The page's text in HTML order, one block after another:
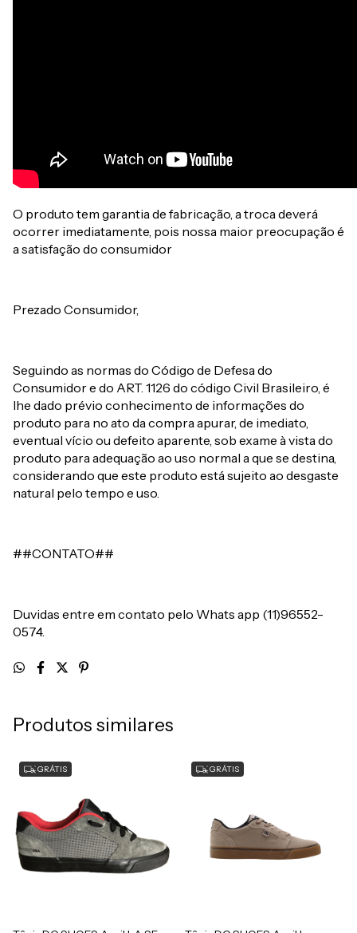
O produto tem garantia de fabricação, a troca deverá
ocorrer imediatamente, pois nossa maior preocupação é
a satisfação do consumidor
Prezado Consumidor,
Seguindo as normas do Código de Defesa do
Consumidor e do ART. 1126 do código Civil Brasileiro, é
lhe dado prévio conhecimento de informações do
produto para no ato da compra apurar, de imediato,
eventual vício ou defeito aparente, sob exame à vista do
produto para adequação ao uso normal a que se destina,
considerando que este produto está sujeito ao desgaste
natural pelo tempo e uso.
##CONTATO##
Duvidas entre em contato pelo Whats app (11)96552-
0574.
Produtos similares
GRÁTIS GRÁTIS